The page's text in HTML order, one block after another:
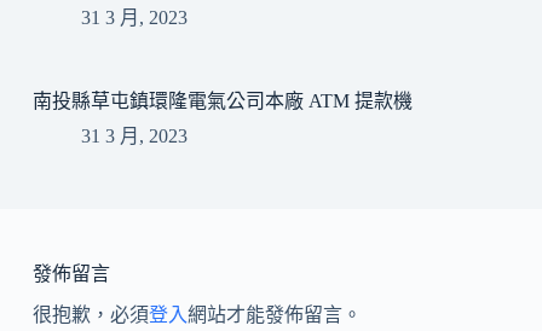
31 3 月, 2023
南投縣草屯鎮環隆電氣公司本廠 ATM 提款機
31 3 月, 2023
發佈留言
很抱歉，必須登入網站才能發佈留言。